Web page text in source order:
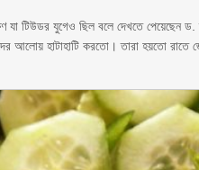
যা টিউডর যুগেও ছিল বলে দেখতে পেয়েছেন
আলোয় হাটাহাটি করতো। তারা হয়তো রাতে